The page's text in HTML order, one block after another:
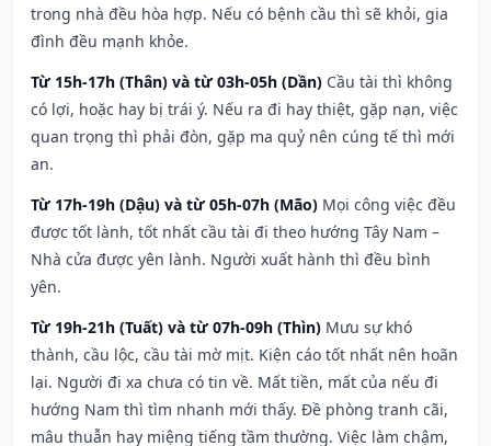
trong nhà đều hòa hợp. Nếu có bệnh cầu thì sẽ khỏi, gia
đình đều mạnh khỏe.
Từ 15h-17h (Thân) và từ 03h-05h (Dần) Cầu tài thì không
có lợi, hoặc hay bị trái ý. Nếu ra đi hay thiệt, gặp nạn, việc
quan trọng thì phải đòn, gặp ma quỷ nên cúng tế thì mới
an.
Từ 17h-19h (Dậu) và từ 05h-07h (Mão) Mọi công việc đều
được tốt lành, tốt nhất cầu tài đi theo hướng Tây Nam –
Nhà cửa được yên lành. Người xuất hành thì đều bình
yên.
Từ 19h-21h (Tuất) và từ 07h-09h (Thìn) Mưu sự khó
thành, cầu lộc, cầu tài mờ mịt. Kiện cáo tốt nhất nên hoãn
lại. Người đi xa chưa có tin về. Mất tiền, mất của nếu đi
hướng Nam thì tìm nhanh mới thấy. Đề phòng tranh cãi,
mâu thuẫn hay miệng tiếng tầm thường. Việc làm chậm,